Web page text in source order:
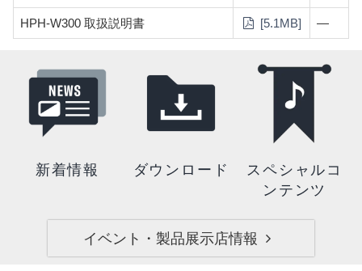
HPH-W300 取扱説明書 [5.1MB] —
新着情報 ダウンロード
スペシャルコ
ンテンツ
イベント・製品展示店情報